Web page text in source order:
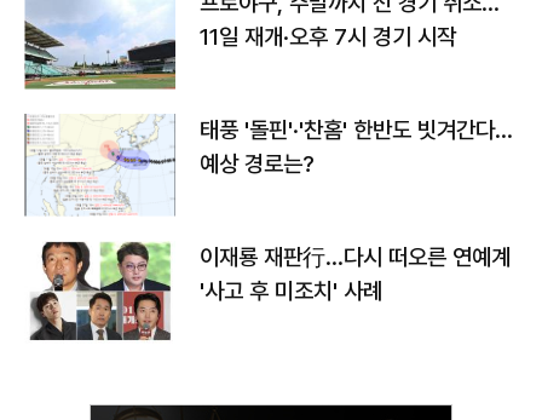
11일 재개·오후 7시 경기 시작
태풍 '돌핀'·'찬홈' 한반도 빗겨간다…
예상 경로는?
이재룡 재판行…다시 떠오른 연예계
'사고 후 미조치' 사례